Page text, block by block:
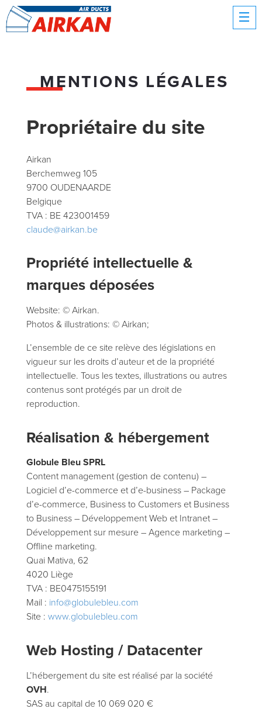
MENTIONS LÉGALES
Propriétaire du site
Airkan
Berchemweg 105
9700 OUDENAARDE
Belgique
TVA : BE 423001459
claude@airkan.be
Propriété intellectuelle &
marques déposées
Website: © Airkan.
Photos & illustrations: © Airkan;
L’ensemble de ce site relève des législations en
vigueur sur les droits d’auteur et de la propriété
intellectuelle. Tous les textes, illustrations ou autres
contenus sont protégés par un droit de
reproduction.
Réalisation & hébergement
Globule Bleu SPRL
Content management (gestion de contenu) –
Logiciel d’e-commerce et d’e-business – Package
d’e-commerce, Business to Customers et Business
to Business – Développement Web et Intranet –
Développement sur mesure – Agence marketing –
Offline marketing.
Quai Mativa, 62
4020 Liège
TVA : BE0475155191
Mail : info@globulebleu.com
Site : www.globulebleu.com
Web Hosting / Datacenter
L’hébergement du site est réalisé par la société
OVH.
SAS au capital de 10 069 020 €